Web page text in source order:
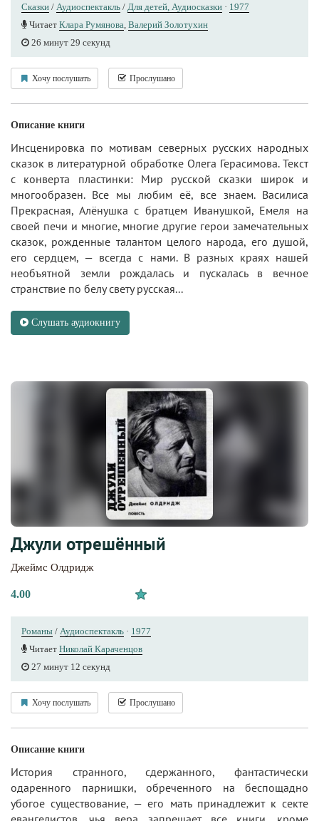
Сказки / Аудиоспектакль / Для детей, Аудиосказки · 1977
Читает Клара Румянова Валерий Золотухин
26 минут 29 секунд
Хочу послушать Прослушано
Описание книги
Инсценировка по мотивам северных русских народных
сказок в литературной обработке Олега Герасимова. Текст
с конверта пластинки: Мир русской сказки широк и
многообразен. Все мы любим её, все знаем. Василиса
Прекрасная, Алёнушка с братцем Иванушкой, Емеля на
своей печи и многие, многие другие герои замечательных
сказок, рожденные талантом целого народа, его душой,
его сердцем, — всегда с нами. В разных краях нашей
необъятной земли рождалась и пускалась в вечное
странствие по белу свету русская...
Слушать аудиокнигу
Джули отрешённый
Джеймс Олдридж
4.00
Романы / Аудиоспектакль · 1977
Читает Николай Караченцов
27 минут 12 секунд
Хочу послушать Прослушано
Описание книги
История странного, сдержанного, фантастически
одаренного парнишки, обреченного на беспощадно
убогое существование, — его мать принадлежит к секте